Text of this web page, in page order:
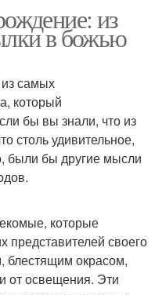
из
в божью
самых
который
бы вы знали, что из
столь удивительное,
были бы другие мысли
которые
представителей своего
блестящим окрасом,
от освещения. Эти